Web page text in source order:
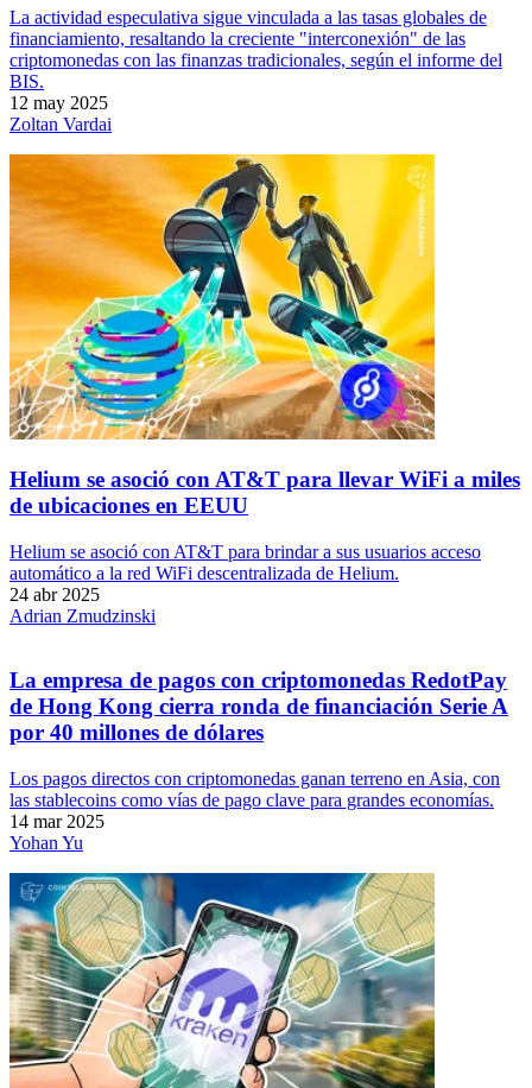
La actividad especulativa sigue vinculada a las tasas globales de
financiamiento, resaltando la creciente "interconexión" de las
criptomonedas con las finanzas tradicionales, según el informe del
BIS.
12 may 2025
Zoltan Vardai
Helium se asoció con AT&T para llevar WiFi a miles
de ubicaciones en EEUU
Helium se asoció con AT&T para brindar a sus usuarios acceso
automático a la red WiFi descentralizada de Helium.
24 abr 2025
Adrian Zmudzinski
La empresa de pagos con criptomonedas RedotPay
de Hong Kong cierra ronda de financiación Serie A
por 40 millones de dólares
Los pagos directos con criptomonedas ganan terreno en Asia, con
las stablecoins como vías de pago clave para grandes economías.
14 mar 2025
Yohan Yu